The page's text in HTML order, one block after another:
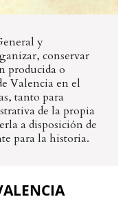
y
conservar
producida o
Valencia en el
tanto para
de la propia
a disposición de
para la historia.